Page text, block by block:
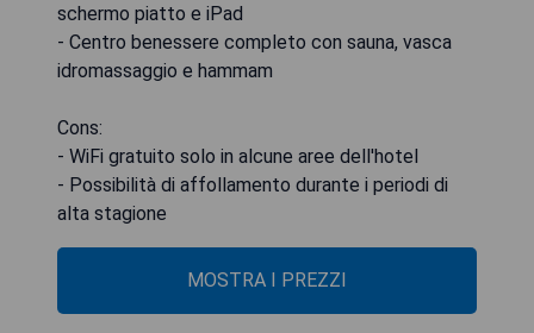
schermo piatto e iPad
- Centro benessere completo con sauna, vasca
idromassaggio e hammam
Cons:
- WiFi gratuito solo in alcune aree dell'hotel
- Possibilità di affollamento durante i periodi di
alta stagione
MOSTRA I PREZZI